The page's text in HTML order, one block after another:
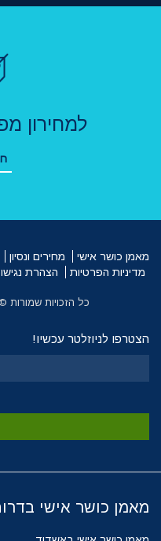
למחירון
מאמן כושר אישי מחירים ונסיון
מדיניות הפרטיות
הצהרת
כל הזכויות שמורות © 2017 בכפוף
הצטרפו לניוזלטר עכשיו!
מאמן כושר אישי